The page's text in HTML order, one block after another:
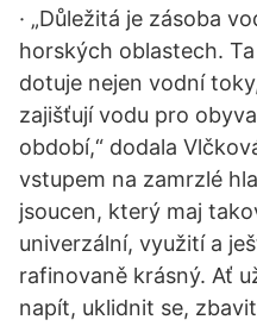
· „Důležitá je zásoba
horských oblastech.
dotuje nejen vodní
zajišťují vodu pro
období,“ dodala
vstupem na zamrzlé
jsoucen, který maj
univerzální, využití a
rafinovaně krásný. Ať
napít, uklidnit se,